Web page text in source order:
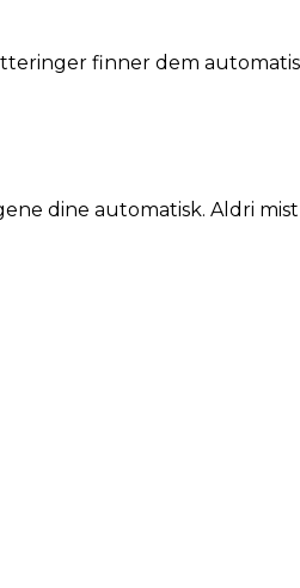
finner dem
dine automatisk. Aldri